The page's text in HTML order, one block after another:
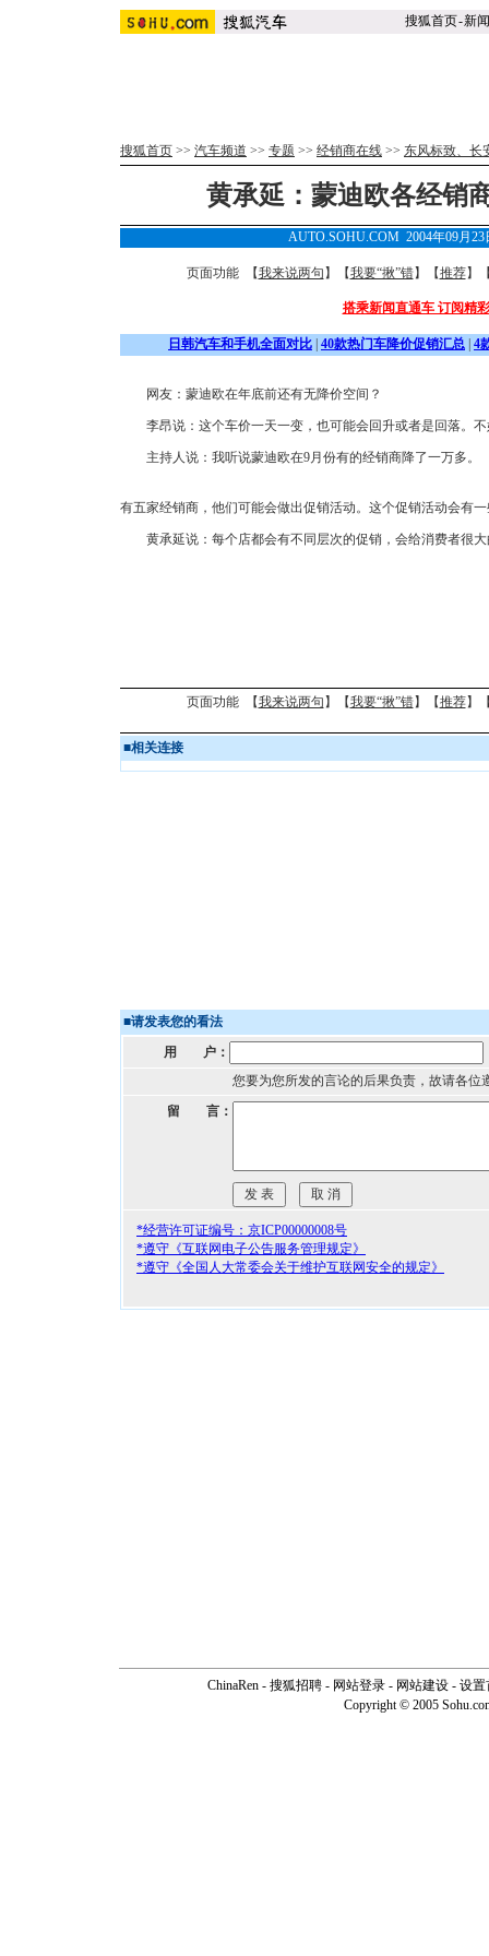
搜狐首页-新闻
搜狐首页 >> 汽车频道 >> 专题 >> 经销商在线 >> 东风标致、长
黄承延：蒙迪欧各经销
AUTO.SOHU.COM 2004年09月
页面功能 【我来说两句 】【我要“揪”错】【推荐】
搭乘新闻直通车 订阅精
日韩汽车和手机全面对比 40款热门车降价促销汇总 4
网友：蒙迪欧在年底前还有无降价空间？
李昂说：这个车价一天一变，也可能会回升或者是回落。不
主持人说：我听说蒙迪欧在9月份有的经销商降了一万多。
有五家经销商，他们可能会做出促销活动。这个促销活动会有
黄承延说：每个店都会有不同层次的促销，会给消费者很大
页面功能 【我来说两句 】【我要“揪”错】【推荐】
■相关连接
■请发表您的看法
用 户：
您要为您所发的言论的后果负责，故请各位
留 言：
*经营许可证编号：京ICP00000008号
*遵守《互联网电子公告服务管理规定》
*遵守《全国人大常委会关于维护互联网安全的规定》
ChinaRen - 搜狐招聘 - 网站登录 - 网站建设 - 设置
Copyright © 2005